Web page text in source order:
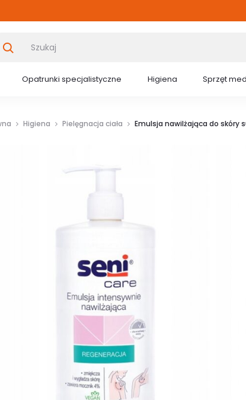
Opatrunki specjalistyczne Higiena Sprzęt
Higiena Pielęgnacja ciała Emulsja nawilżająca do skóry